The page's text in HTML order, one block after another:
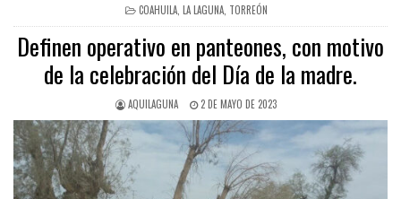
POSTED
IN
COAHUILA, LA LAGUNA, TORREÓN
Definen operativo en panteones, con motivo
de la celebración del Día de la madre.
AQUILAGUNA 2 DE MAYO DE 2023